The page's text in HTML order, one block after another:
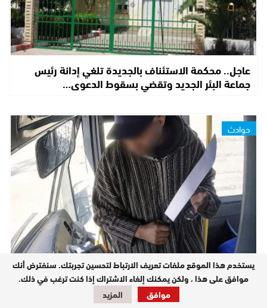
عاجل.. محكمة الاستئناف بالجديدة تلغي إدانة رئيس
جماعة البئر الجديد وتقضي بسقوط الدعوى…
حوادث
غرفة الجنايات بالجديدة تصدر حكما بـ20 سنة سجنا نافذا
في حق منفذ الاعتداء على سائق حافلة…
يستخدم هذا الموقع ملفات تعريف الارتباط لتحسين تجربتك. سنفترض أنك
موافق على هذا ، ولكن يمكنك إلغاء الاشتراك إذا كنت ترغب في ذلك.
موافق
المزيد